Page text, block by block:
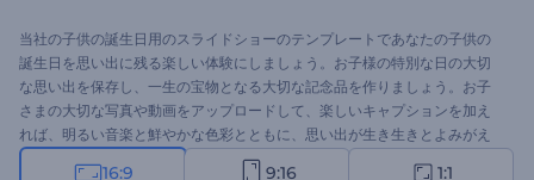
当社の子供の誕生日用のスライドショーのテンプレートであなたの子供の
誕生日を思い出に残る楽しい体験にしましょう。お子様の特別な日の大切
な思い出を保存し、一生の宝物となる大切な記念品を作りましょう。お子
さまの大切な写真や動画をアップロードして、楽しいキャプションを加え
れば、明るい音楽と鮮やかな色彩とともに、思い出が生き生きとよみがえ
り、その様子を見ることができます。ご家族やお友達と共有したり、SNS
16:9 9:16 1:1